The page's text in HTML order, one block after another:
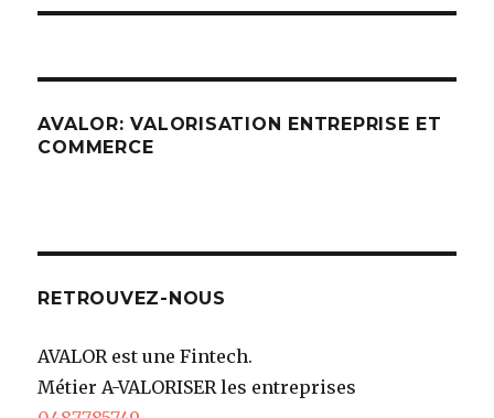
AVALOR: VALORISATION ENTREPRISE ET
COMMERCE
RETROUVEZ-NOUS
AVALOR est une Fintech.
Métier A-VALORISER les entreprises